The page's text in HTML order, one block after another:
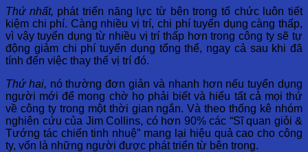
Thứ nhất, phát triển năng lực từ bên trong tổ chức luôn tiết
kiệm chi phí. Càng nhiều vị trí, chi phí tuyển dụng càng thấp,
vì vậy tuyển dụng từ nhiều vị trí thấp hơn trong công ty sẽ tự
động giảm chi phí tuyển dụng tổng thể, ngay cả sau khi đã
tính đến việc thay thế vị trí đó.
Thứ hai, nó thường đơn giản và nhanh hơn nếu tuyển dụng
người mới để mong chờ họ phải biết và hiểu tất cả mọi thứ
về công ty trong một thời gian ngắn. Và theo thống kê nhóm
nghiên cứu của Jim Collins, có hơn 90% các “Sĩ quan giỏi &
Tướng tác chiến tinh nhuệ” mang lại hiệu quả cao cho công
ty, vốn là những người được phát triển từ bên trong.